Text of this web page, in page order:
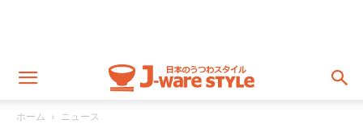
ホーム ニュース